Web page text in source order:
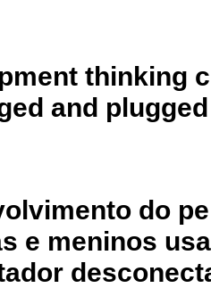
thinking
and
do
e meninos